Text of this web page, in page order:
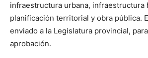
infraestructura urbana, infraestructura
planificación territorial y obra pública.
enviado a la Legislatura provincial,
aprobación.